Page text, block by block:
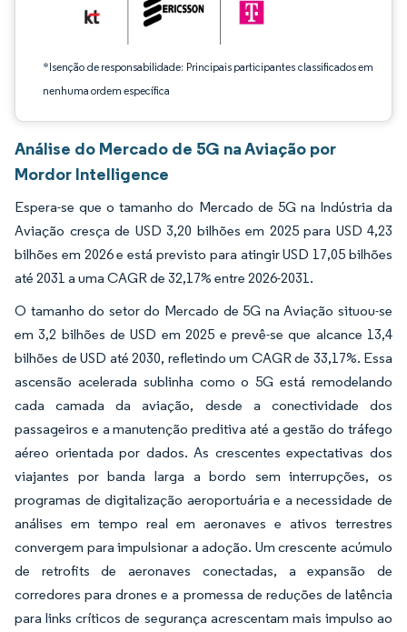
*Isenção de responsabilidade: Principais participantes classificados em
nenhuma ordem específica
Análise do Mercado de 5G na Aviação por
Mordor Intelligence
Espera-se que o tamanho do Mercado de 5G na Indústria da
Aviação cresça de USD 3,20 bilhões em 2025 para USD 4,23
bilhões em 2026 e está previsto para atingir USD 17,05 bilhões
até 2031 a uma CAGR de 32,17% entre 2026-2031.
O tamanho do setor do Mercado de 5G na Aviação situou-se
em 3,2 bilhões de USD em 2025 e prevê-se que alcance 13,4
bilhões de USD até 2030, refletindo um CAGR de 33,17%. Essa
ascensão acelerada sublinha como o 5G está remodelando
cada camada da aviação, desde a conectividade dos
passageiros e a manutenção preditiva até a gestão do tráfego
aéreo orientada por dados. As crescentes expectativas dos
viajantes por banda larga a bordo sem interrupções, os
programas de digitalização aeroportuária e a necessidade de
análises em tempo real em aeronaves e ativos terrestres
convergem para impulsionar a adoção. Um crescente acúmulo
de retrofits de aeronaves conectadas, a expansão de
corredores para drones e a promessa de reduções de latência
para links críticos de segurança acrescentam mais impulso ao